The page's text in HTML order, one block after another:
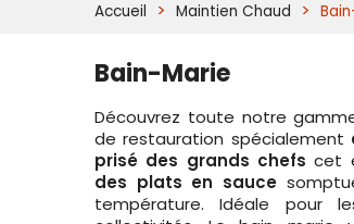
Accueil Maintien Chaud
Bain-Marie
Découvrez toute notre
de restauration spécialement
prisé des grands chefs cet
des plats en sauce
température. Idéale pour